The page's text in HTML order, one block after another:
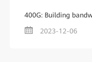
400G: Building
2023-12-06